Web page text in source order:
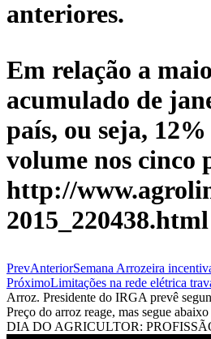
anteriores.
Em relação a
acumulado de
país, ou seja,
volume nos cinco
http://
2015_220438.html
PrevAnteriorSemana Arrozeira
PróximoLimitações na rede elétrica
Arroz. Presidente do IRGA prevê
Preço do arroz reage, mas segue
DIA DO AGRICULTOR: